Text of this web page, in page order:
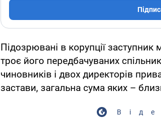
Підозрювані в корупції
троє його передбачуваних
чиновників і двох директорів
застави, загальна сума яких –